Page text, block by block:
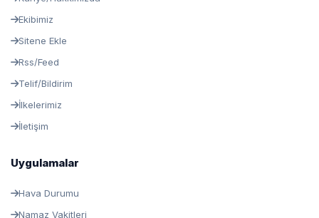
Ekibimiz
Sitene Ekle
Rss/Feed
Telif/Bildirim
İlkelerimiz
İletişim
Uygulamalar
Hava Durumu
Namaz Vakitleri